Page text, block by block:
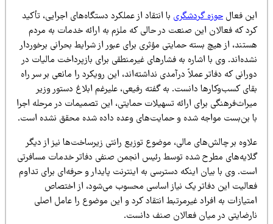
فعال حوزه گردشگریبا انتقاد از عملکرد دستگاه‌های اجرایی، تأکید
که فعالان این صنعت در حالی که ملزم به ارائه خدمات به مردم
از هیچ بسته حمایتی مؤثری برای عبور از شرایط بحرانی برخوردار
وی با اشاره به فشارهای غیرمنطقی برای بازپرداخت مالیات در
که دفاتر عملاً درآمدی نداشته‌اند، این رویکرد را مانعی بر سر راه
کسب‌وکارها دانست. به گفته رفیعی، علیرغم ابلاغ دستور وزیر
برای ارائه تسهیلات حمایتی، این تصمیمات در مرحله اجرا
بن‌بست مواجه شده و حمایت‌های وعده داده شده محقق نشده است.
بر چالش‌های مالی، موضوع توزیع رانتی زیرساخت‌ها نیز از دیگر
مطرح شده توسط رئیس انجمن صنفی دفاتر خدمات مسافرتی
وی با بیان اینکه دسترسی به اینترنت پایدار و حرفه‌ای برای تداوم
این دفاتر یک نیاز اساسی محسوب می‌شود، از اختصاص
به افراد غیرمرتبط انتقاد کرد و این موضوع را عامل اصلی
در میان فعالان صنف دانست.